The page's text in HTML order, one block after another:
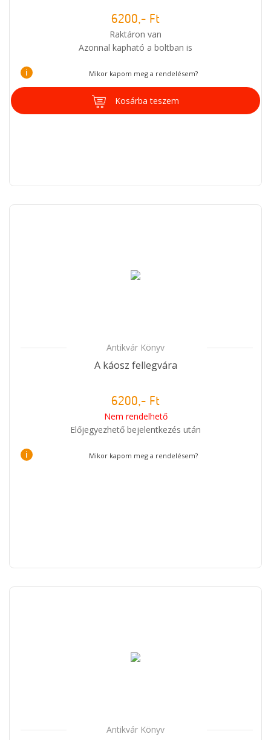
6200,- Ft
Raktáron van
Azonnal kapható a boltban is
i Mikor kapom meg a rendelésem?
Kosárba teszem
Antikvár Könyv
A káosz fellegvára
6200,- Ft
Nem rendelhető
Előjegyezhető bejelentkezés után
i Mikor kapom meg a rendelésem?
Antikvár Könyv